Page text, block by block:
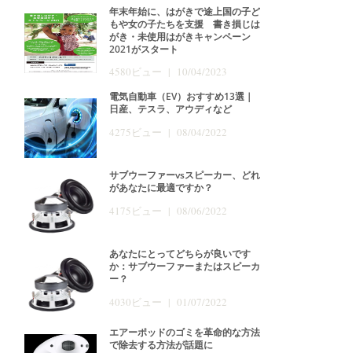
年末年始に、はがきで途上国の子ど
もや女の子たちを支援 書き損じは
がき・未使用はがきキャンペーン
2021がスタート
4580ビュー | 10/04/2023
電気自動車（EV）おすすめ13選｜
日産、テスラ、アウディなど
4275ビュー | 08/04/2022
サブウーファーvsスピーカー、どれ
があなたに最適ですか？
4175ビュー | 08/06/2022
あなたにとってどちらが良いです
か：サブウーファーまたはスピーカ
ー？
4030ビュー | 01/07/2022
エアーポッドのゴミを革命的な方法
で除去する方法が話題に